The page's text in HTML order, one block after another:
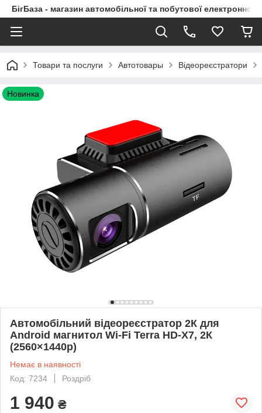
БігБаза - магазин автомобільної та побутової електронної
Товари та послуги Автотовары Відеореєстратори
Новинка
Автомобільний відеореєстратор 2К для
Android магнитол Wi-Fi Terra HD-X7, 2К
(2560×1440p)
Немає в наявності
Код: 7234
Роздріб
1 940 ₴